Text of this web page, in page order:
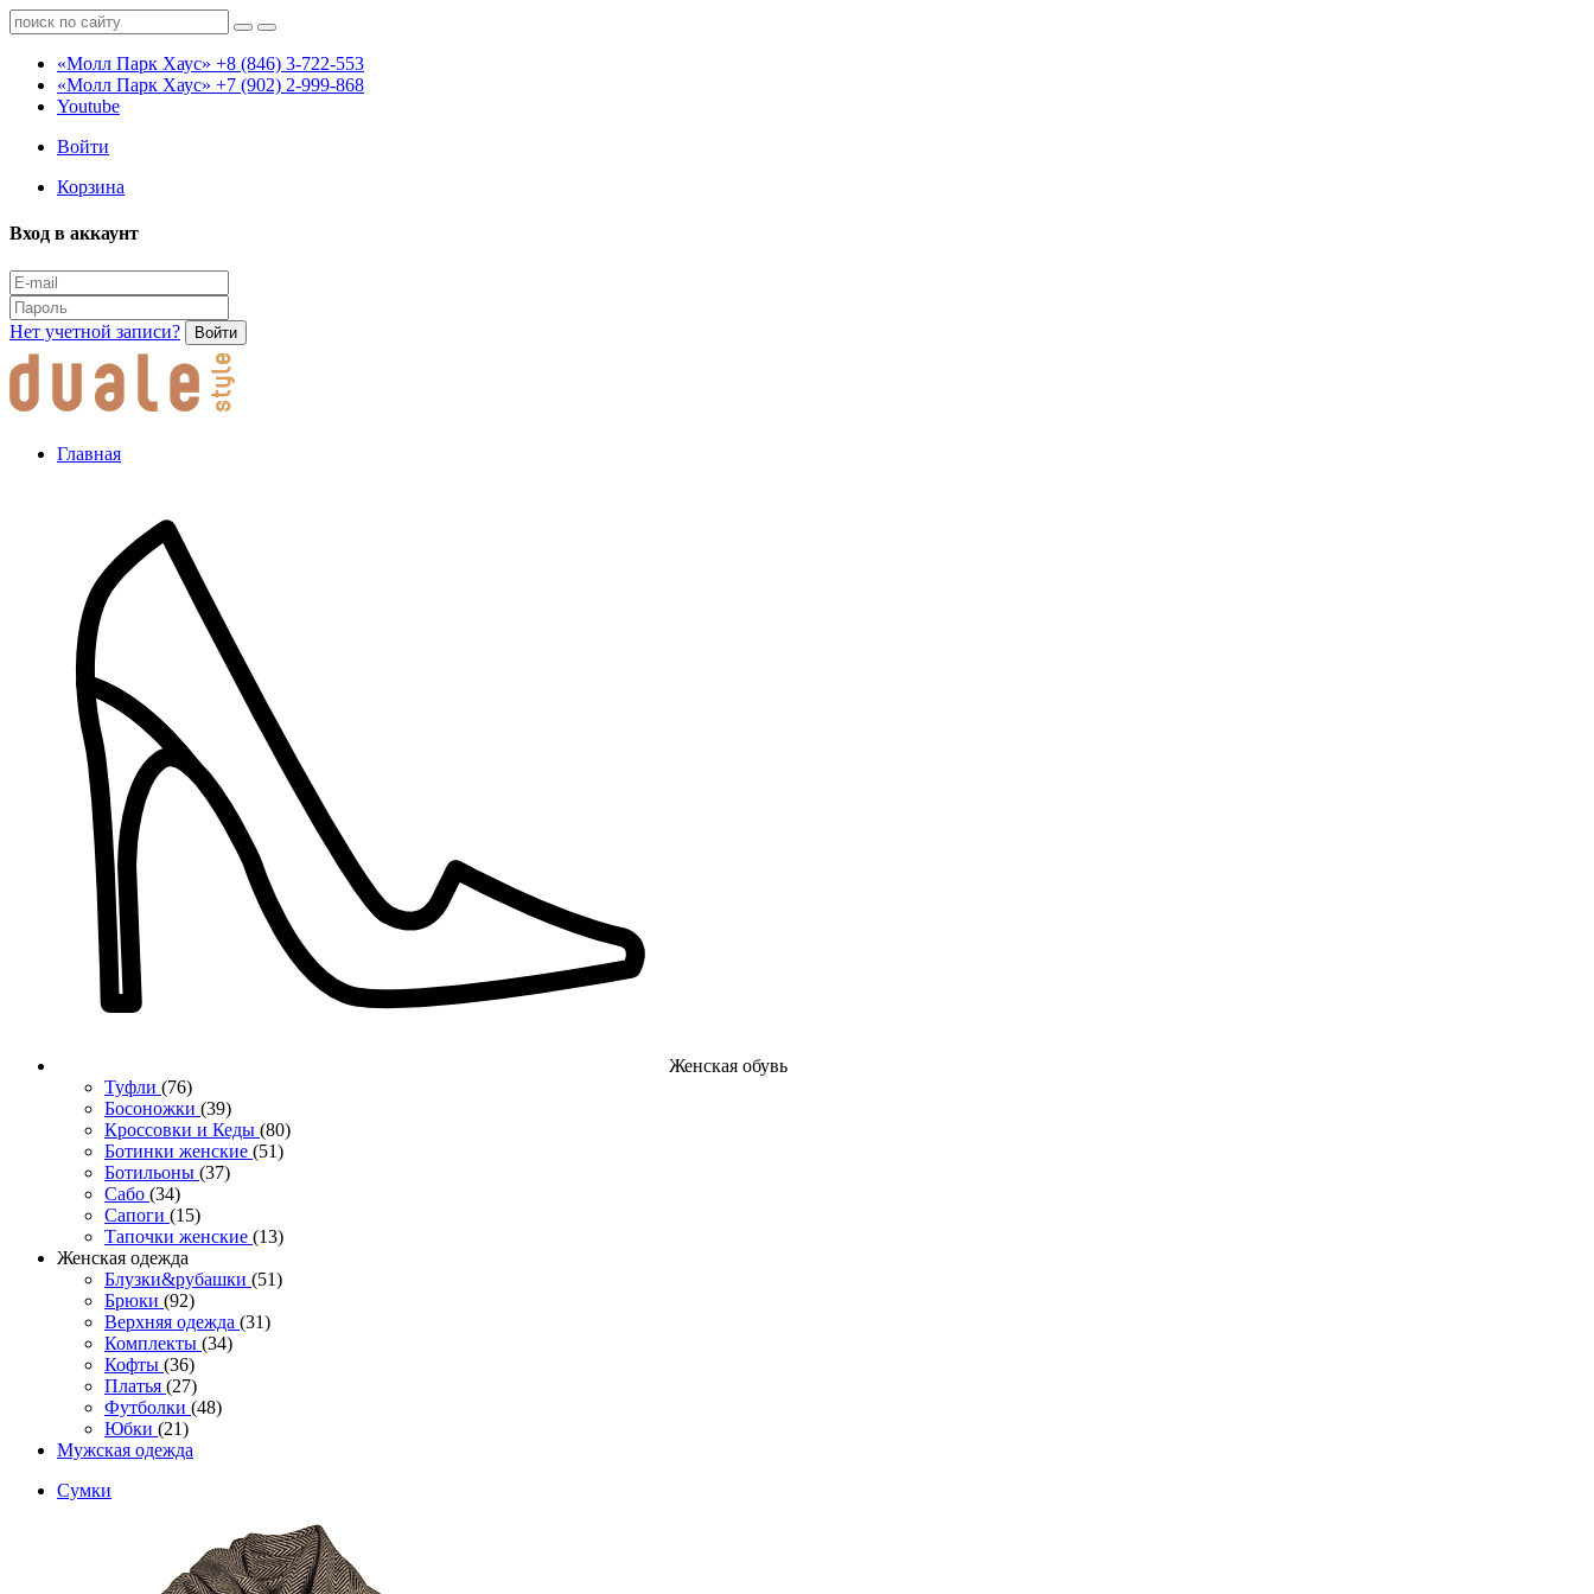
«Молл Парк Хаус» +8 (846) 3-722-553
«Молл Парк Хаус» +7 (902) 2-999-868
Youtube
Войти
Корзина
Вход в аккаунт
Нет учетной записи? Войти
Главная
Женcкая обувь
Туфли (76)
Босоножки (39)
Кроссовки и Кеды (80)
Ботинки женские (51)
Ботильоны (37)
Сабо (34)
Сапоги (15)
Тапочки женские (13)
Женская одежда
Блузки&рубашки (51)
Брюки (92)
Верхняя одежда (31)
Комплекты (34)
Кофты (36)
Платья (27)
Футболки (48)
Юбки (21)
Мужская одежда
Сумки